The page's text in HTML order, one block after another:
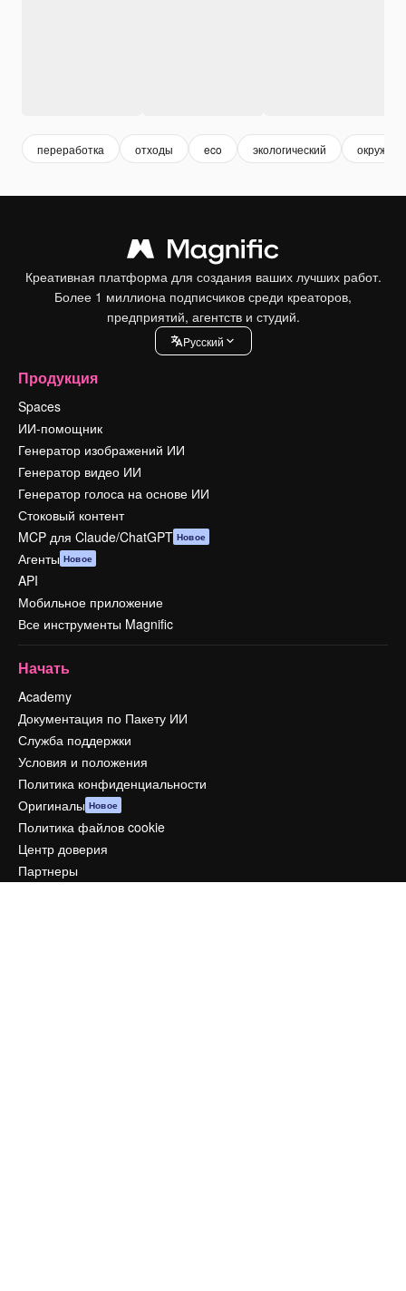
переработка отходы eco экологический
Креативная платформа для создания ваших лучших работ.
Более 1 миллиона подписчиков среди креаторов,
предприятий, агентств и студий.
Pусский
Продукция
Spaces
ИИ-помощник
Генератор изображений ИИ
Генератор видео ИИ
Генератор голоса на основе ИИ
Стоковый контент
MCP для Claude/ChatGPT Новое
Агенты Новое
API
Мобильное приложение
Все инструменты Magnific
Начать
Academy
Документация по Пакету ИИ
Служба поддержки
Условия и положения
Политика конфиденциальности
Оригиналы Новое
Политика файлов cookie
Центр доверия
Партнеры